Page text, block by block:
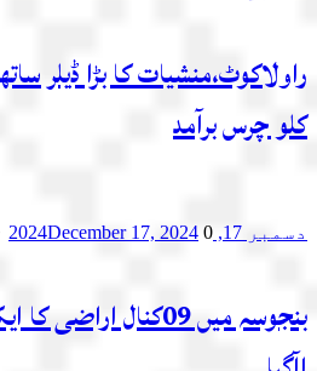
کلو چرس برآمد
دسمبر 17, 2024 December 17, 2024 0 تبصرے
بنجوسہ میں 09کنال